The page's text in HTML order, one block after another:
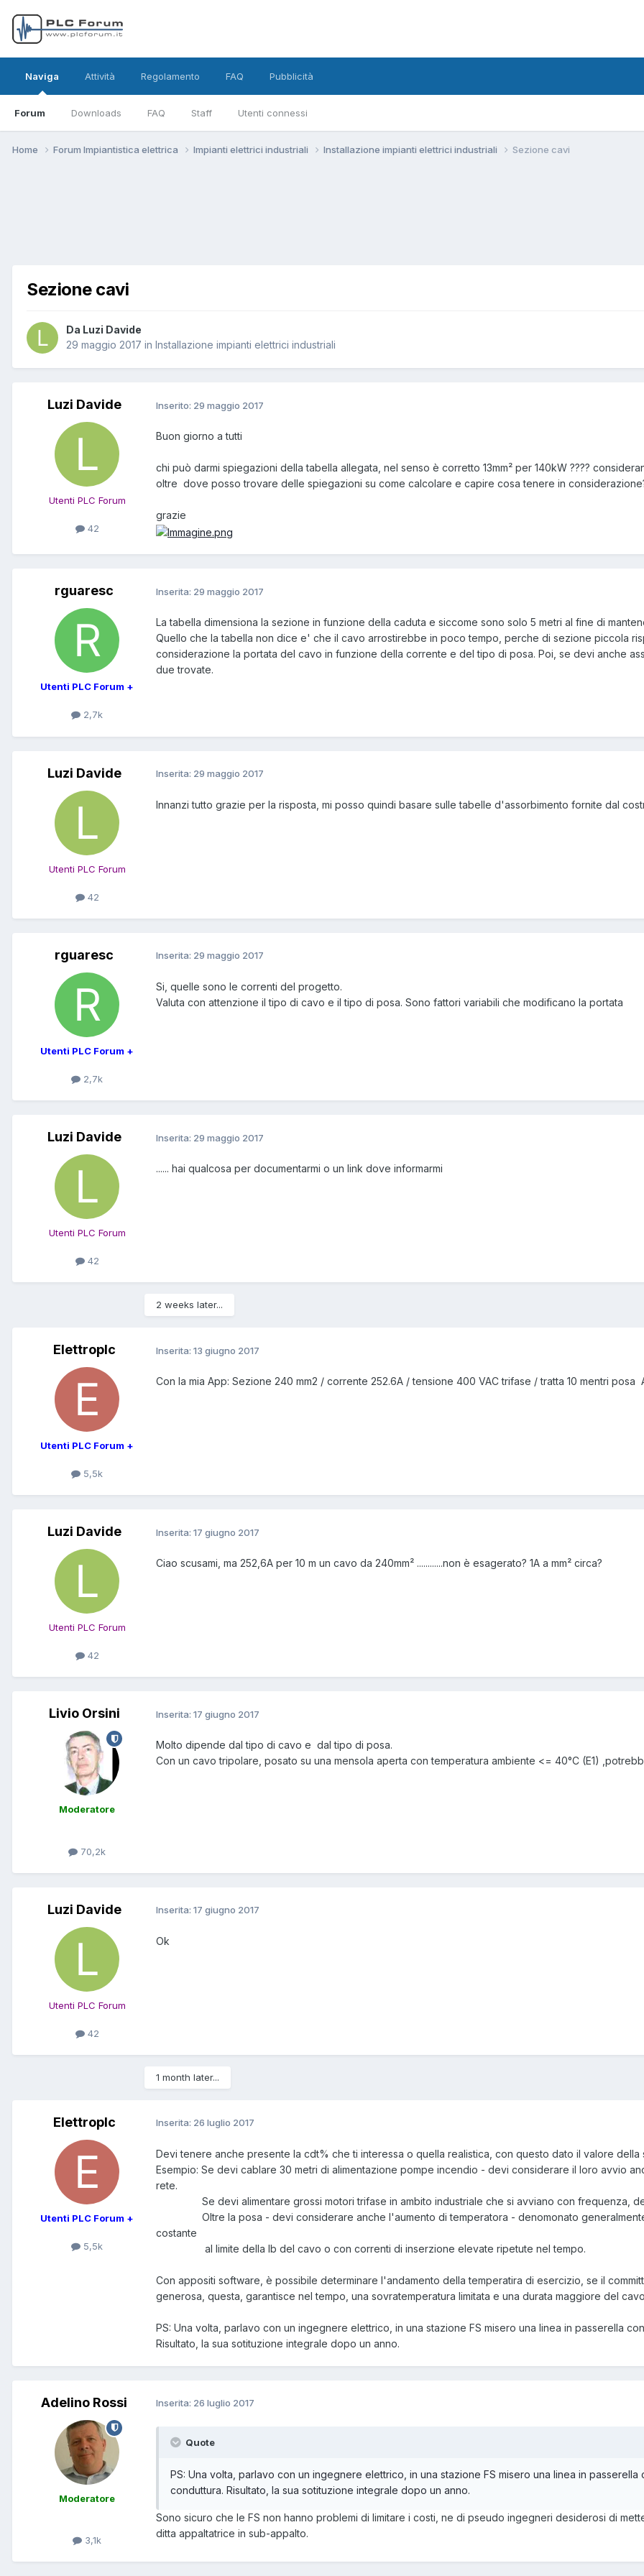
Naviga
Forum Downloads FAQ Staff Utenti connessi
Attività Regolamento FAQ Pubblicità
Home Forum Impiantistica elettrica Impianti elettrici industriali Installazione impianti elettrici industriali Sezione cavi
Sezione cavi
Da Luzi Davide
29 maggio 2017 in Installazione impianti elettrici industriali
Luzi Davide
Utenti PLC Forum
42
Inserito: 29 maggio 2017
Buon giorno a tutti
chi può darmi spiegazioni della tabella allegata, nel senso è corretto 13mm² per 140kW ????
oltre dove posso trovare delle spiegazioni su come calcolare e capire cosa tenere in
grazie
rguaresc
Utenti PLC Forum +
2,7k
Inserita: 29 maggio 2017
La tabella dimensiona la sezione in funzione della caduta e siccome sono solo 5 metri al fine di
Quello che la tabella non dice e' che il cavo arrostirebbe in poco tempo, perche di sezione piccola
considerazione la portata del cavo in funzione della corrente e del tipo di posa. Poi, se devi anche
due trovate.
Luzi Davide
Utenti PLC Forum
42
Inserita: 29 maggio 2017
Innanzi tutto grazie per la risposta, mi posso quindi basare sulle tabelle d'assorbimento fornite dal
rguaresc
Utenti PLC Forum +
2,7k
Inserita: 29 maggio 2017
Si, quelle sono le correnti del progetto.
Valuta con attenzione il tipo di cavo e il tipo di posa. Sono fattori variabili che modificano la portata
Luzi Davide
Utenti PLC Forum
42
Inserita: 29 maggio 2017
...... hai qualcosa per documentarmi o un link dove informarmi
2 weeks later...
Elettroplc
Utenti PLC Forum +
5,5k
Inserita: 13 giugno 2017
Con la mia App: Sezione 240 mm2 / corrente 252.6A / tensione 400 VAC trifase / tratta 10 mentri posa
Luzi Davide
Utenti PLC Forum
42
Inserita: 17 giugno 2017
Ciao scusami, ma 252,6A per 10 m un cavo da 240mm² ............non è esagerato? 1A a mm² circa?
Livio Orsini
Moderatore
70,2k
Inserita: 17 giugno 2017
Molto dipende dal tipo di cavo e dal tipo di posa.
Con un cavo tripolare, posato su una mensola aperta con temperatura ambiente <= 40°C (E1)
Luzi Davide
Utenti PLC Forum
42
Inserita: 17 giugno 2017
Ok
1 month later...
Elettroplc
Utenti PLC Forum +
5,5k
Inserita: 26 luglio 2017
Devi tenere anche presente la cdt% che ti interessa o quella realistica, con questo dato il valore
Esempio: Se devi cablare 30 metri di alimentazione pompe incendio - devi considerare il loro avvio
rete.
Se devi alimentare grossi motori trifase in ambito industriale che si avviano con frequenza,
Oltre la posa - devi considerare anche l'aumento di temperatora - denomonato generalmente
costante
al limite della Ib del cavo o con correnti di inserzione elevate ripetute nel tempo.
Con appositi software, è possibile determinare l'andamento della temperatira di esercizio, se il
generosa, questa, garantisce nel tempo, una sovratemperatura limitata e una durata maggiore del
PS: Una volta, parlavo con un ingegnere elettrico, in una stazione FS misero una linea in passerella
Risultato, la sua sotituzione integrale dopo un anno.
Adelino Rossi
Moderatore
3,1k
Inserita: 26 luglio 2017
Quote
PS: Una volta, parlavo con un ingegnere elettrico, in una stazione FS misero una linea in
conduttura. Risultato, la sua sotituzione integrale dopo un anno.
Sono sicuro che le FS non hanno problemi di limitare i costi, ne di pseudo ingegneri desiderosi di
ditta appaltatrice in sub-appalto.